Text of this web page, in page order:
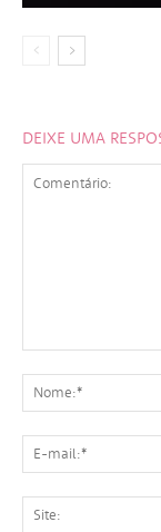
DEIXE UMA